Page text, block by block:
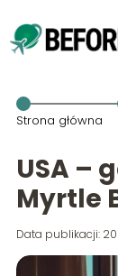
Strona główna
USA –
Myrtle
Data publikacji: